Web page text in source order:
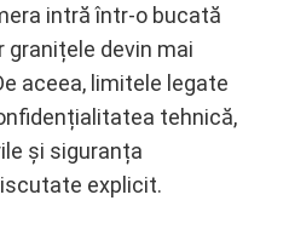
intră într-o bucată
granițele devin mai
aceea, limitele legate
tehnică,
și siguranța
explicit.